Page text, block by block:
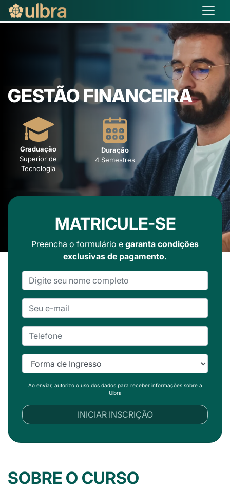
GESTÃO FINANCEIRA
Graduação
Superior de
Tecnologia
Duração
4 Semestres
MATRICULE-SE
Preencha o formulário e garanta condições
exclusivas de pagamento.
Ao enviar, autorizo o uso dos dados para receber informações sobre a
Ulbra
INICIAR INSCRIÇÃO
SOBRE O CURSO